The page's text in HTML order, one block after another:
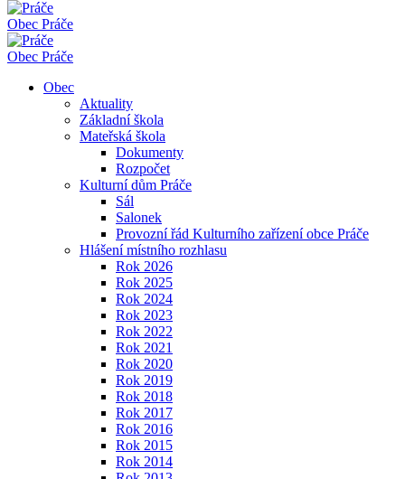
Obec Práče
Obec Práče
Obec
Aktuality
Základní škola
Mateřská škola
Dokumenty
Rozpočet
Kulturní dům Práče
Sál
Salonek
Provozní řád Kulturního zařízení obce Práče
Hlášení místního rozhlasu
Rok 2026
Rok 2025
Rok 2024
Rok 2023
Rok 2022
Rok 2021
Rok 2020
Rok 2019
Rok 2018
Rok 2017
Rok 2016
Rok 2015
Rok 2014